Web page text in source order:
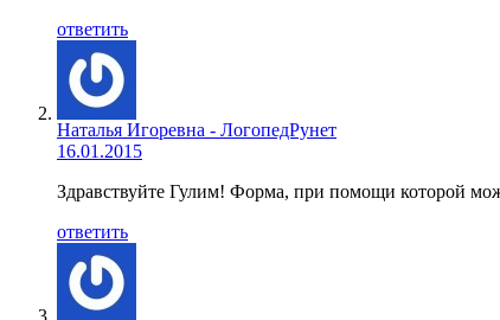
ответить
Наталья Игоревна - ЛогопедРунет
16.01.2015
Здравствуйте Гулим! Форма, при помощи которой
ответить